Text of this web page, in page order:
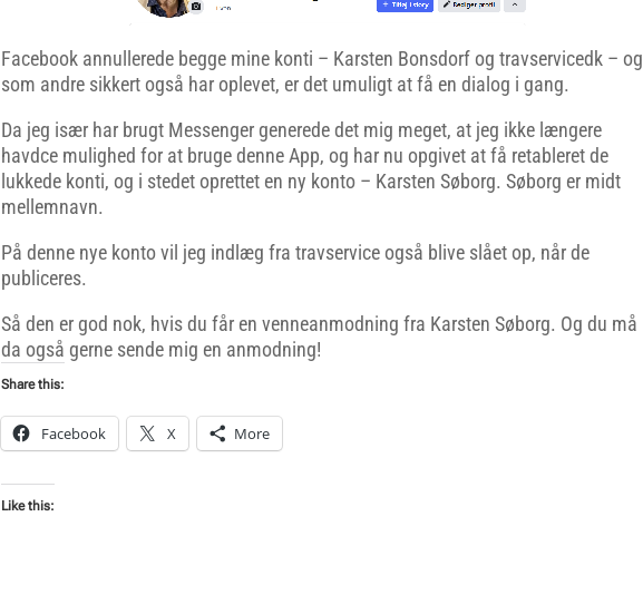
Facebook annullerede begge mine konti – Karsten Bonsdorf og travservicedk – og
som andre sikkert også har oplevet, er det umuligt at få en dialog i gang.
Da jeg især har brugt Messenger generede det mig meget, at jeg ikke længere
havdce mulighed for at bruge denne App, og har nu opgivet at få retableret de
lukkede konti, og i stedet oprettet en ny konto – Karsten Søborg. Søborg er midt
mellemnavn.
På denne nye konto vil jeg indlæg fra travservice også blive slået op, når de
publiceres.
Så den er god nok, hvis du får en venneanmodning fra Karsten Søborg. Og du må
da også gerne sende mig en anmodning!
Share this:
Facebook X More
Like this: